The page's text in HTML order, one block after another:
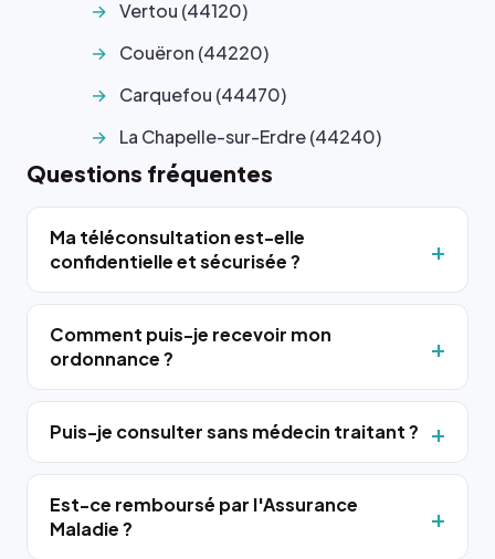
Vertou (44120)
Couëron (44220)
Carquefou (44470)
La Chapelle-sur-Erdre (44240)
Questions fréquentes
Ma téléconsultation est-elle
confidentielle et sécurisée ?
Comment puis-je recevoir mon
ordonnance ?
Puis-je consulter sans médecin traitant ?
Est-ce remboursé par l'Assurance
Maladie ?